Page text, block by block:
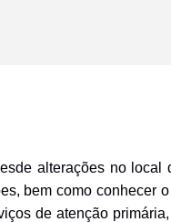
alterações no local
bem como conhecer
de atenção